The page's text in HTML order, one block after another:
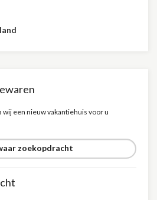
een nieuw vakantiehuis voor u
zoekopdracht